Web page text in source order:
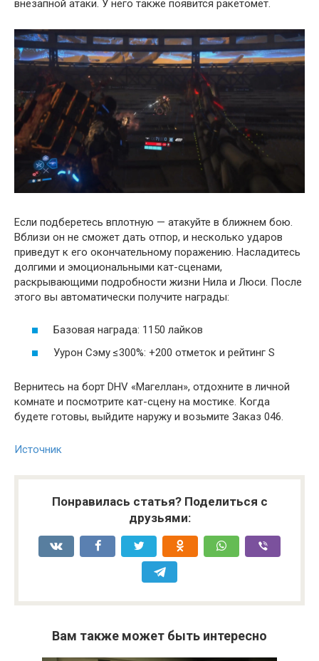
внезапной атаки. У него также появится ракетомет.
Если подберетесь вплотную — атакуйте в ближнем бою.
Вблизи он не сможет дать отпор, и несколько ударов
приведут к его окончательному поражению. Насладитесь
долгими и эмоциональными кат-сценами,
раскрывающими подробности жизни Нила и Люси. После
этого вы автоматически получите награды:
Базовая награда: 1150 лайков
Уурон Сэму ≤300%: +200 отметок и рейтинг S
Вернитесь на борт DHV «Магеллан», отдохните в личной
комнате и посмотрите кат-сцену на мостике. Когда
будете готовы, выйдите наружу и возьмите Заказ 046.
Источник
Понравилась статья? Поделиться с
друзьями:
Вам также может быть интересно